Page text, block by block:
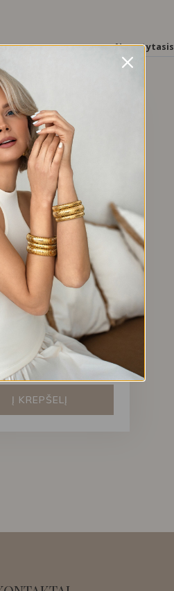
STILIAUS AUSKARAI
AKCENTU
Į KREPŠELĮ